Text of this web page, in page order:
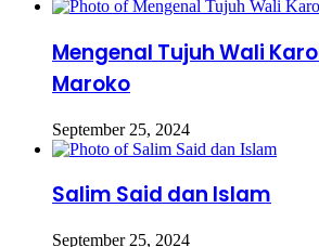
Mengenal Tujuh Wali
Maroko
September 25, 2024
Salim Said dan Islam
September 25, 2024